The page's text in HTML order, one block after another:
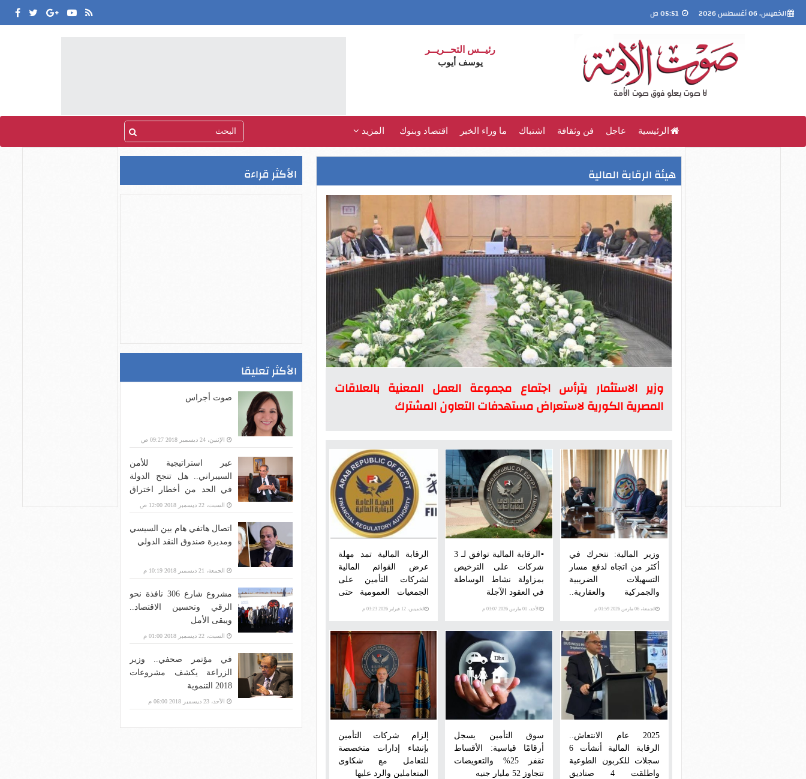
الخميس، 06 أغسطس 2026
رئيــس التحــريــر
يوسف أيوب
الرئيسية عاجل فن وثقافة اشتباك ما وراء الخبر اقتصاد وبنوك المزيد
هيئة الرقابة المالية
وزير الاستثمار يترأس اجتماع مجموعة العمل المعنية بالعلاقات
المصرية الكورية لاستعراض مستهدفات التعاون المشترك
وزير المالية: نتحرك في
أكثر من اتجاه لدفع مسار
التسهيلات الضريبية
والجمركية والعقارية..
و"موبايل أبلكيشن"
الجمعة، 06 مارس 2026 01:59 م
▪︎الرقابة المالية توافق لـ 3
شركات على الترخيص
بمزاولة نشاط الوساطة
في العقود الآجلة
الأحد، 01 مارس 2026 03:07 م
الرقابة المالية تمد مهلة
عرض القوائم المالية
لشركات التأمين على
الجمعيات العمومية حتى
30 أبريلالخميس، 12 فبراير 2026 03:23 م
2025 عام الانتعاش..
الرقابة المالية أنشأت 6
سجلات للكربون الطوعية
واطلقت 4 صناديق
سوق التأمين يسجل
أرقامًا قياسية: الأقساط
تقفز 25% والتعويضات
تتجاوز 52 مليار جنيه
إلزام شركات التأمين
بإنشاء إدارات متخصصة
للتعامل مع شكاوى
المتعاملين والرد عليها
الأكثر قراءة
الأكثر تعليقا
صوت أجراس
الإثنين، 24 ديسمبر 2018 09:27 ص
عبر استراتيجية للأمن
السيبراني.. هل تنجح الدولة
في الحد من أخطار اختراق
بنية الاتصالات؟
السبت، 22 ديسمبر 2018 12:00 ص
اتصال هاتفي هام بين السيسي
ومديرة صندوق النقد الدولي
الجمعة، 21 ديسمبر 2018 10:19 م
مشروع شارع 306 نافذة نحو
الرقي وتحسين الاقتصاد..
ويبقى الأمل
السبت، 22 ديسمبر 2018 01:00 م
في مؤتمر صحفي.. وزير
الزراعة يكشف مشروعات
2018 التنموية
الأحد، 23 ديسمبر 2018 06:00 م